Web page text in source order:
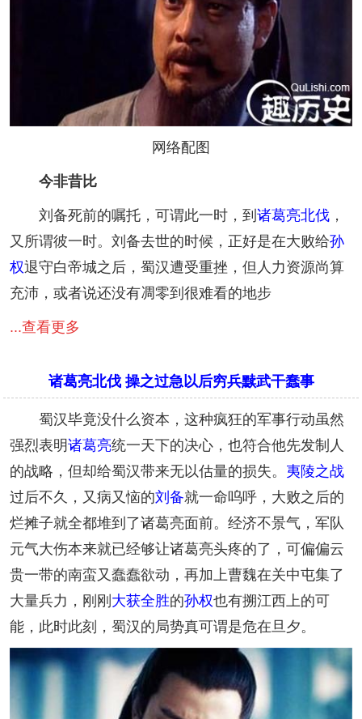
网络配图
今非昔比
刘备死前的嘱托，可谓此一时，到 诸葛亮北伐 ，
又所谓彼一时。刘备去世的时候，正好是在大败给孙
权退守白帝城之后，蜀汉遭受重挫，但人力资源尚算
充沛，或者说还没有凋零到很难看的地步
...查看更多
诸葛亮北伐 操之过急以后穷兵黩武干蠢事
蜀汉毕竟没什么资本，这种疯狂的军事行动虽然
强烈表明诸葛亮统一天下的决心，也符合他先发制人
的战略，但却给蜀汉带来无以估量的损失。 夷陵之战
过后不久，又病又恼的刘备就一命呜呼，大败之后的
烂摊子就全都堆到了诸葛亮面前。经济不景气，军队
元气大伤本来就已经够让诸葛亮头疼的了，可偏偏云
贵一带的南蛮又蠢蠢欲动，再加上曹魏在关中屯集了
大量兵力，刚刚 大获全胜的孙权也有搠江西上的可
能，此时此刻，蜀汉的局势真可谓是危在旦夕。